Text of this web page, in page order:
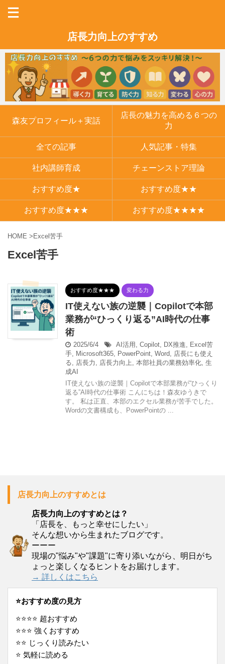
店長力向上のすすめ
森友プロフィール＋実話
店長の魅力を高める６つの
力
全ての記事 人気記事・特集
社内講師育成 チェーンストア理論
おすすめ度★ おすすめ度★★
おすすめ度★★★ おすすめ度★★★★
HOME > Excel苦手
Excel苦手
おすすめ度★★★ 変わる力
IT使えない族の逆襲｜Copilotで本部
業務が“ひっくり返る”AI時代の仕事
術
2025/6/4 AI活用 , Copilot, DX推進, Excel苦
手, Microsoft365, PowerPoint, Word, 店長にも使え
る, 店長力 , 店長力向上, 本部社員の業務効率化, 生
成AI
IT使えない族の逆襲｜Copilotで本部業務が“ひっくり
返る”AI時代の仕事術 こんにちは！森友ゆうきで
す。 私は正直、本部のエクセル業務が苦手でした。
Wordの文書構成も、PowerPointの ...
店長力向上のすすめとは
店長力向上のすすめとは？
「店長を、もっと幸せにしたい」
そんな想いから生まれたブログです。
ーーー
現場の"悩み"や"課題"に寄り添いながら、明日がち
ょっと楽しくなるヒントをお届けします。
→ 詳しくはこちら
⭐️おすすめ度の見方
⭐️⭐️⭐️⭐️ 超おすすめ
⭐️⭐️⭐️ 強くおすすめ
⭐️⭐️ じっくり読みたい
⭐️ 気軽に読める